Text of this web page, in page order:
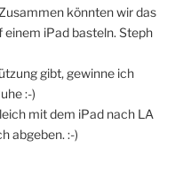
könnten wir das
einem iPad basteln. Steph
gibt, gewinne ich
:-)
mit dem iPad nach LA
abgeben. :-)